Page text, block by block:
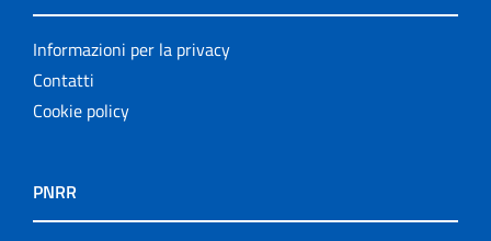
Informazioni per la privacy
Contatti
Cookie policy
PNRR